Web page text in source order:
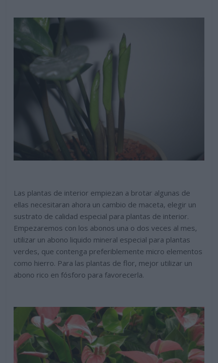
Las plantas de interior empiezan a brotar algunas de
ellas necesitaran ahora un cambio de maceta, elegir un
sustrato de calidad especial para plantas de interior.
Empezaremos con los abonos una o dos veces al mes,
utilizar un abono liquido mineral especial para plantas
verdes, que contenga preferiblemente micro elementos
como hierro. Para las plantas de flor, mejor utilizar un
abono rico en fósforo para favorecerla.